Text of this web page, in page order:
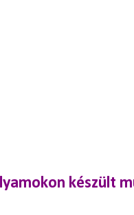
készült